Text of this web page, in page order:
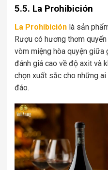
5.5. La Prohibición
La Prohibición là sản
Rượu có hương thơm
vòm miệng hòa quyện
đánh giá cao về độ axit và
chọn xuất sắc cho những
đáo.